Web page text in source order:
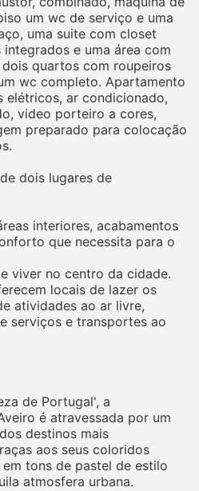
um wc de serviço e uma
uma suite com closet
e uma área com
quartos com roupeiros
wc completo. Apartamento
ar condicionado,
video porteiro a cores,
preparado para colocação
dois lugares de
interiores, acabamentos
que necessita para o
viver no centro da cidade.
locais de lazer os
atividades ao ar livre,
serviços e transportes ao
de Portugal', a
é atravessada por um
destinos mais
aos seus coloridos
tons de pastel de estilo
atmosfera urbana.